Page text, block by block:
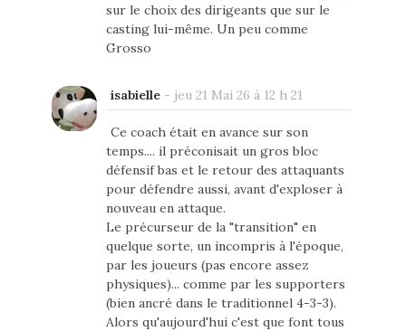
sur le choix des dirigeants que sur le
casting lui-même. Un peu comme
Grosso
isabielle- jeu 21 Mai 26 à 12 h 21
Ce coach était en avance sur son
temps.... il préconisait un gros bloc
défensif bas et le retour des attaquants
pour défendre aussi, avant d'exploser à
nouveau en attaque.
Le précurseur de la "transition" en
quelque sorte, un incompris à l'époque,
par les joueurs (pas encore assez
physiques)... comme par les supporters
(bien ancré dans le traditionnel 4-3-3).
Alors qu'aujourd'hui c'est que font tous